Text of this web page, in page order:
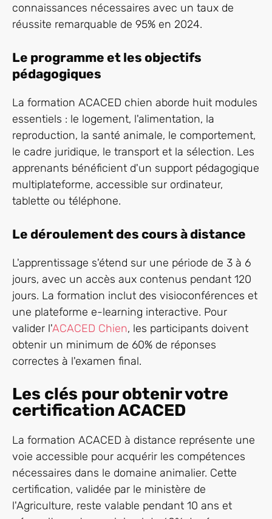
connaissances nécessaires avec un taux de
réussite remarquable de 95% en 2024.
Le programme et les objectifs
pédagogiques
La formation ACACED chien aborde huit modules
essentiels : le logement, l'alimentation, la
reproduction, la santé animale, le comportement,
le cadre juridique, le transport et la sélection. Les
apprenants bénéficient d'un support pédagogique
multiplateforme, accessible sur ordinateur,
tablette ou téléphone.
Le déroulement des cours à distance
L'apprentissage s'étend sur une période de 3 à 6
jours, avec un accès aux contenus pendant 120
jours. La formation inclut des visioconférences et
une plateforme e-learning interactive. Pour
valider l'ACACED Chien, les participants doivent
obtenir un minimum de 60% de réponses
correctes à l'examen final.
Les clés pour obtenir votre
certification ACACED
La formation ACACED à distance représente une
voie accessible pour acquérir les compétences
nécessaires dans le domaine animalier. Cette
certification, validée par le ministère de
l'Agriculture, reste valable pendant 10 ans et